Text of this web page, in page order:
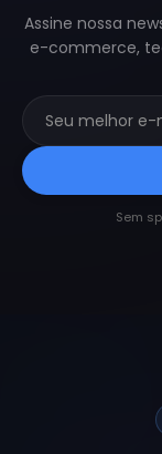
Assine nossa
e-commerce,
Sem